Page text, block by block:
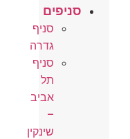
סניפים
סניף
גדרה
סניף
תל
אביב
–
שינקין